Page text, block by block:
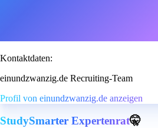
Kontaktdaten:
einundzwanzig.de Recruiting-Team
Profil von einundzwanzig.de anzeigen
StudySmarter Expertenrat🤫